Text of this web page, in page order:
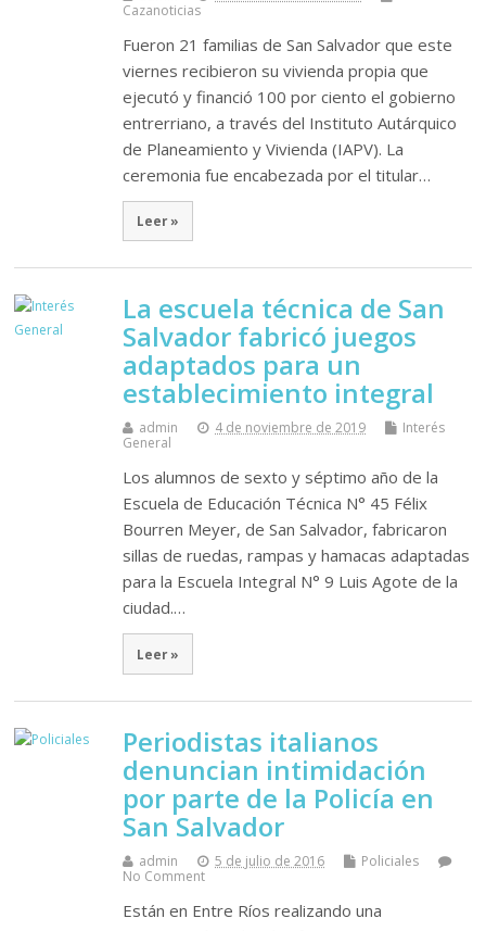
Cazanoticias
Fueron 21 familias de San Salvador que este
viernes recibieron su vivienda propia que
ejecutó y financió 100 por ciento el gobierno
entrerriano, a través del Instituto Autárquico
de Planeamiento y Vivienda (IAPV). La
ceremonia fue encabezada por el titular…
Leer »
La escuela técnica de San
Salvador fabricó juegos
adaptados para un
establecimiento integral
admin 4 de noviembre de 2019
Interés
General
Los alumnos de sexto y séptimo año de la
Escuela de Educación Técnica N° 45 Félix
Bourren Meyer, de San Salvador, fabricaron
sillas de ruedas, rampas y hamacas adaptadas
para la Escuela Integral N° 9 Luis Agote de la
ciudad.…
Leer »
Periodistas italianos
denuncian intimidación
por parte de la Policía en
San Salvador
admin 5 de julio de 2016
Policiales
No Comment
Están en Entre Ríos realizando una